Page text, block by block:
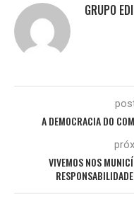
GRUPO
A DEMOCRACIA DO
VIVEMOS NOS